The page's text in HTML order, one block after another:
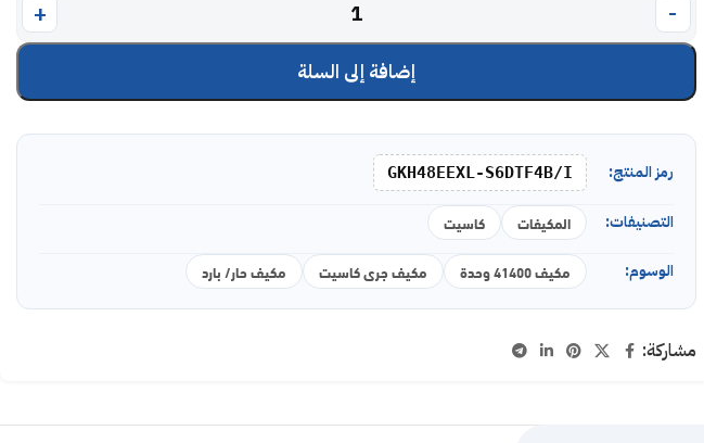
إضافة إلى السلة
رمز المنتج: GKH48EEXL-S6DTF4B/I
التصنيفات: المكيفات كاسيت
الوسوم: مكيف 41400 وحدة مكيف جرى كاسيت مكيف حار/ بارد
مشاركة: